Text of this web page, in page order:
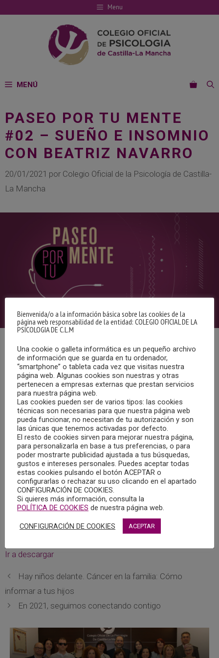
al
Menu
MENÚ
PASEO POR TU MENTE
#02 – SUEÑO E INSOMNIO
CON BEATRIZ NAVARRO
20/01/2021 por Colegio Oficial de la Psicología de Castilla-
La Mancha
Paseo Por Tu Mente, una vez por semana, acompañados
por los mejores especialistas de la psicología en todos
aquellos temas que te preocupan y nos ocupan.
El objetivo, que juntos podamos profundizar en nosotros
mismos. En lo que realmente somos y lo que
verdaderamente nos importa. Una invitación a la búsqueda
del bienestar emocional, no sólo propio, también de
quienes nos rodean. Porque, con frecuencia, nuestra
mente es la gran olvidada.
Conociéndonos más y mejor a nosotros mismos será
mucho más fácil cumplir con nuestro verdadero objetivo
vital: ser felices.
de
audio
Ir a descargar
Hay niños delante. Cáncer en la familia: Cómo
informar a tus hijos
En 2021, seguimos conectando contigo
Bienvenida/o a la información básica sobre las cookies de la
página web responsabilidad de la entidad: COLEGIO OFICIAL DE LA
PSICOLOGIA DE C.L.M
Una cookie o galleta informática es un pequeño archivo
de información que se guarda en tu ordenador,
“smartphone” o tableta cada vez que visitas nuestra
página web. Algunas cookies son nuestras y otras
pertenecen a empresas externas que prestan servicios
para nuestra página web.
Las cookies pueden ser de varios tipos: las cookies
técnicas son necesarias para que nuestra página web
pueda funcionar, no necesitan de tu autorización y son
las únicas que tenemos activadas por defecto.
El resto de cookies sirven para mejorar nuestra página,
para personalizarla en base a tus preferencias, o para
poder mostrarte publicidad ajustada a tus búsquedas,
gustos e intereses personales. Puedes aceptar todas
estas cookies pulsando el botón ACEPTAR o
configurarlas o rechazar su uso clicando en el apartado
CONFIGURACIÓN DE COOKIES.
Si quieres más información, consulta la
POLÍTICA DE COOKIES de nuestra página web.
CONFIGURACIÓN DE COOKIES ACEPTAR